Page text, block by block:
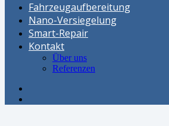
Fahrzeugaufbereitung
Nano-Versiegelung
Smart-Repair
Kontakt
Über uns
Referenzen